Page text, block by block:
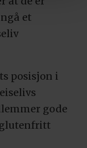
et
posisjon i
gode